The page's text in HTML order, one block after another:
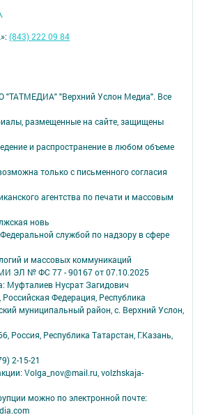
"ТАТМЕДИА" "Верхний Услон Медиа". Все
размещенные на сайте, защищены
и распространение в любом объеме
только с письменного согласия
агентства по печати и массовым
новь
службой по надзору в сфере
и массовых коммуникаций
ЭЛ № ФС 77 - 90167 от 07.10.2025
Муфталиев Нусрат Загидович
Федерация, Республика
муниципальный район, с. Верхний Услон,
Россия, Республика Татарстан, Г.Казань,
2-15-21
Volga_nov@mail.ru, volzhskaja-
можно по электронной почте:
(843) 222 09 84